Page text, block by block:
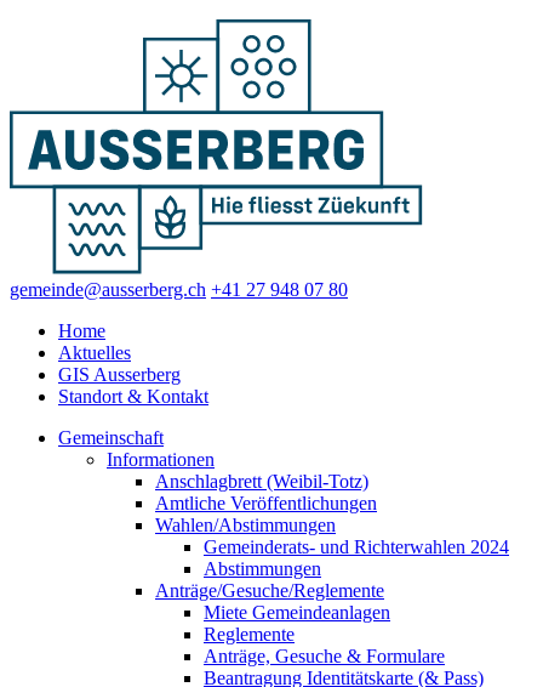
gemeinde@ausserberg.ch +41 27 948 07 80
Home
Aktuelles
GIS Ausserberg
Standort & Kontakt
Gemeinschaft
Informationen
Anschlagbrett (Weibil-Totz)
Amtliche Veröffentlichungen
Wahlen/Abstimmungen
Gemeinderats- und Richterwahlen 2024
Abstimmungen
Anträge/Gesuche/Reglemente
Miete Gemeindeanlagen
Reglemente
Anträge, Gesuche & Formulare
Beantragung Identitätskarte (& Pass)